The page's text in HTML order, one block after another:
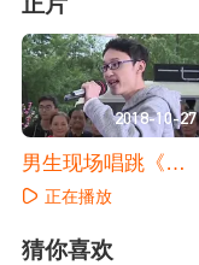
2018-10-27
男生现场唱跳《舞
娘》正在播放
猜你喜欢